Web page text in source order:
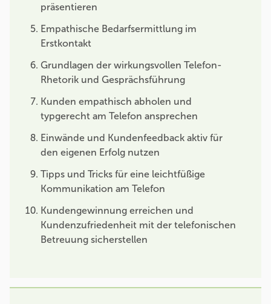
präsentieren
Empathische Bedarfsermittlung im
Erstkontakt
Grundlagen der wirkungsvollen Telefon-
Rhetorik und Gesprächsführung
Kunden empathisch abholen und
typgerecht am Telefon ansprechen
Einwände und Kundenfeedback aktiv für
den eigenen Erfolg nutzen
Tipps und Tricks für eine leichtfüßige
Kommunikation am Telefon
Kundengewinnung erreichen und
Kundenzufriedenheit mit der telefonischen
Betreuung sicherstellen